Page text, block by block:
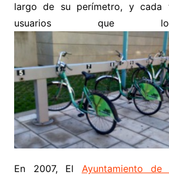
largo de su perímetro, y cada
usuarios que
En 2007, El Ayuntamiento